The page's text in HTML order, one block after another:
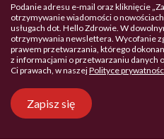
Podanie adresu e-mail oraz kliknięcie
otrzymywanie wiadomości o
usługach dot. Hello Zdrowie. W
otrzymywania newslettera. Wycofanie
prawem przetwarzania, którego
z informacjami o przetwarzaniu danych
Ci prawach, w naszejPolityce
Zapisz się